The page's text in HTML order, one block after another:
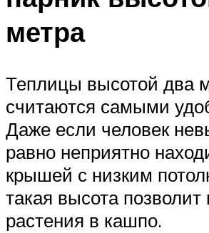
метра
Теплицы высотой два
считаются самыми
Даже если человек
равно неприятно
крышей с низким
такая высота
растения в кашпо.